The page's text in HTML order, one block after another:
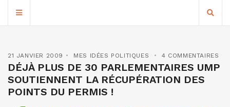
21 JANVIER 2009 MES IDÉES POLITIQUES 4 COMMENTAIRES
DÉJÀ PLUS DE 30 PARLEMENTAIRES UMP
SOUTIENNENT LA RÉCUPÉRATION DES
POINTS DU PERMIS !